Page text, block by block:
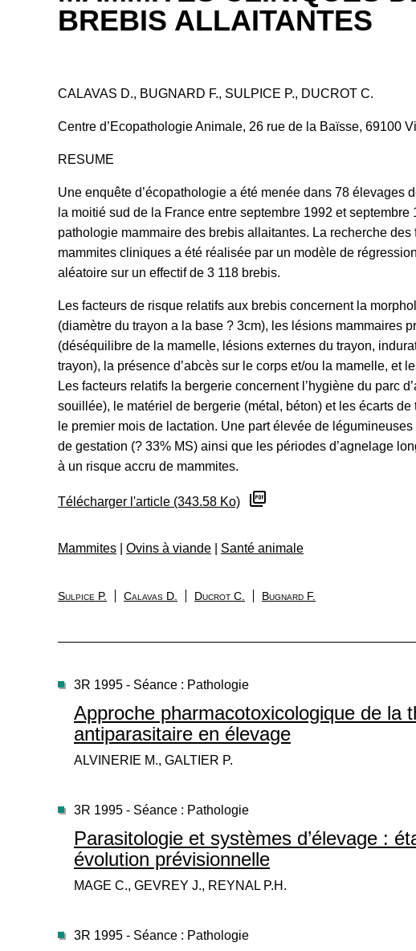
BREBIS ALLAITANTES
CALAVAS D., BUGNARD F., SULPICE P., DUCROT C.
Centre d’Ecopathologie Animale, 26 rue de la Baïsse, 69100
RESUME
Une enquête d’écopathologie a été menée dans 78 élevages
la moitié sud de la France entre septembre 1992 et septembre
pathologie mammaire des brebis allaitantes. La recherche des
mammites cliniques a été réalisée par un modèle de
aléatoire sur un effectif de 3 118 brebis.
Les facteurs de risque relatifs aux brebis concernent la
(diamètre du trayon a la base ? 3cm), les lésions mammaires
(déséquilibre de la mamelle, lésions externes du trayon,
trayon), la présence d’abcès sur le corps et/ou la mamelle, et
Les facteurs relatifs la bergerie concernent l’hygiène du parc
souillée), le matériel de bergerie (métal, béton) et les écarts de
le premier mois de lactation. Une part élevée de
de gestation (? 33% MS) ainsi que les périodes d’agnelage
à un risque accru de mammites.
Télécharger l'article (343.58 Ko)
Mammites Ovins à viande Santé animale
Sulpice P. Calavas D. Ducrot C. Bugnard F.
3R 1995 - Séance : Pathologie
Approche pharmacotoxicologique de la
antiparasitaire en élevage
ALVINERIE M., GALTIER P.
3R 1995 - Séance : Pathologie
Parasitologie et systèmes d’élevage :
évolution prévisionnelle
MAGE C., GEVREY J., REYNAL P.H.
3R 1995 - Séance : Pathologie